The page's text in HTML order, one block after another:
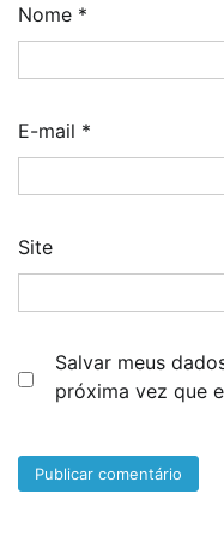
Nome *
E-mail *
Site
Salvar meus
próxima vez que